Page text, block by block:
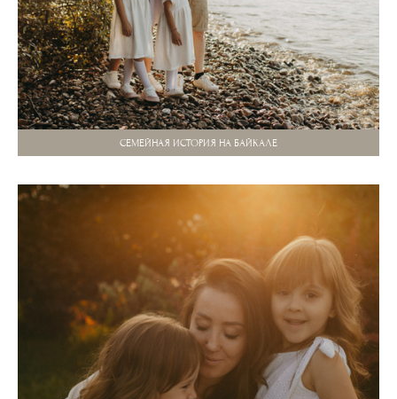
СЕМЕЙНАЯ ИСТОРИЯ НА БАЙКАЛЕ